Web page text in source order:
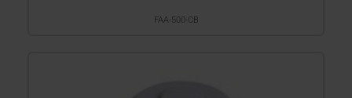
FAA-500-CB